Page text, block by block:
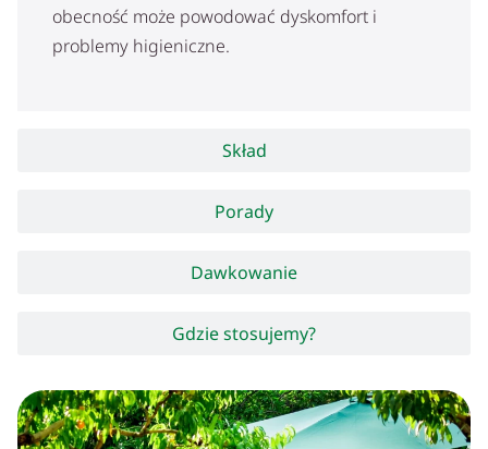
Skład
Porady
Dawkowanie
Gdzie stosujemy?
obecność może powodować dyskomfort i
problemy higieniczne.